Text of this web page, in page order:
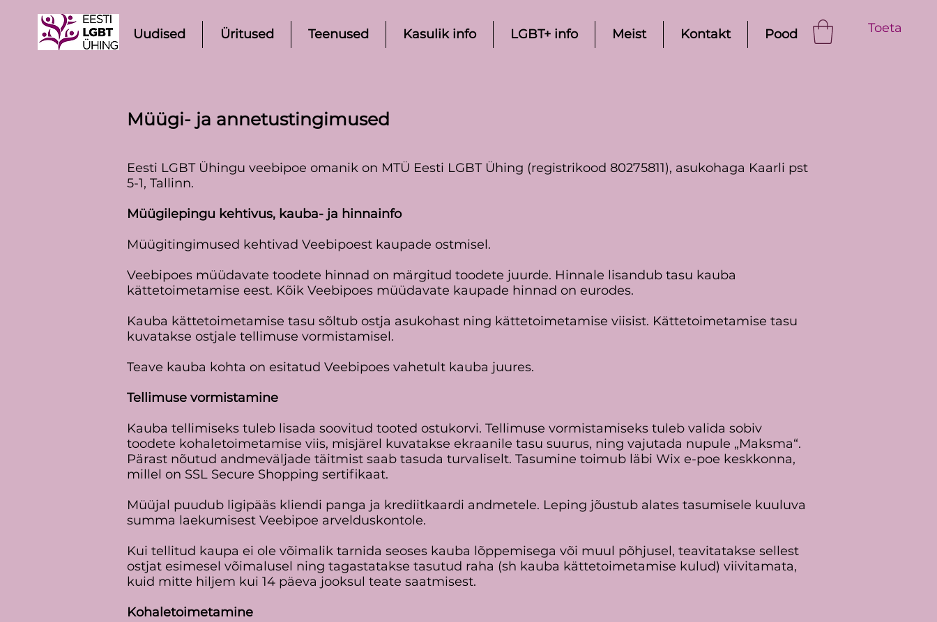
Uudised Üritused Teenused Kasulik info LGBT+ info Meist Kontakt Pood Toeta
Müügi- ja annetustingimused
Eesti LGBT Ühingu veebipoe omanik on MTÜ Eesti LGBT Ühing (registrikood 80275811), asukohaga Kaarli pst
5-1, Tallinn.
Müügilepingu kehtivus, kauba- ja hinnainfo
Müügitingimused kehtivad Veebipoest kaupade ostmisel.
Veebipoes müüdavate toodete hinnad on märgitud toodete juurde. Hinnale lisandub tasu kauba
kättetoimetamise eest. Kõik Veebipoes müüdavate kaupade hinnad on eurodes.
Kauba kättetoimetamise tasu sõltub ostja asukohast ning kättetoimetamise viisist. Kättetoimetamise tasu
kuvatakse ostjale tellimuse vormistamisel.
Teave kauba kohta on esitatud Veebipoes vahetult kauba juures.
Tellimuse vormistamine
Kauba tellimiseks tuleb lisada soovitud tooted ostukorvi. Tellimuse vormistamiseks tuleb valida sobiv
toodete kohaletoimetamise viis, misjärel kuvatakse ekraanile tasu suurus, ning vajutada nupule „Maksma“.
Pärast nõutud andmeväljade täitmist saab tasuda turvaliselt. Tasumine toimub läbi Wix e-poe keskkonna,
millel on SSL Secure Shopping sertifikaat.
Müüjal puudub ligipääs kliendi panga ja krediitkaardi andmetele. Leping jõustub alates tasumisele kuuluva
summa laekumisest Veebipoe arvelduskontole.
Kui tellitud kaupa ei ole võimalik tarnida seoses kauba lõppemisega või muul põhjusel, teavitatakse sellest
ostjat esimesel võimalusel ning tagastatakse tasutud raha (sh kauba kättetoimetamise kulud) viivitamata,
kuid mitte hiljem kui 14 päeva jooksul teate saatmisest.
Kohaletoimetamine